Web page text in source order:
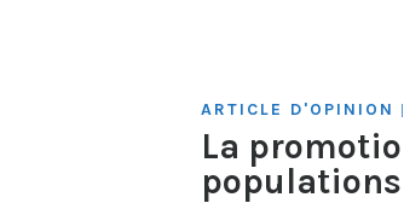
ARTICLE D'OPINION |
La
populations